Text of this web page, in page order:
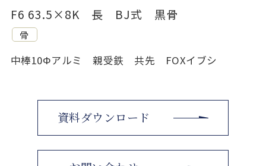
F6 63.5×8K 長 BJ式 黒骨
骨
中棒10Φアルミ 親受鉄 共先 FOXイブシ
資料ダウンロード